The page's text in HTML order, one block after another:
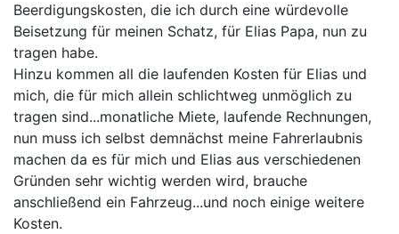
Beerdigungskosten, die ich durch eine würdevolle
Beisetzung für meinen Schatz, für Elias Papa, nun zu
tragen habe.
Hinzu kommen all die laufenden Kosten für Elias und
mich, die für mich allein schlichtweg unmöglich zu
tragen sind...monatliche Miete, laufende Rechnungen,
nun muss ich selbst demnächst meine Fahrerlaubnis
machen da es für mich und Elias aus verschiedenen
Gründen sehr wichtig werden wird, brauche
anschließend ein Fahrzeug...und noch einige weitere
Kosten.